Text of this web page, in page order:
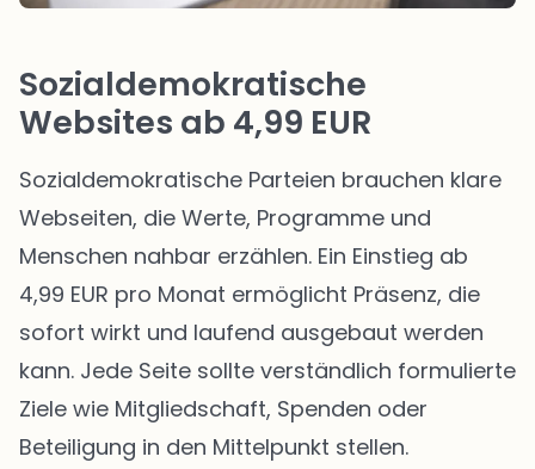
Sozialdemokratische
Websites ab 4,99 EUR
Sozialdemokratische Parteien brauchen klare
Webseiten, die Werte, Programme und
Menschen nahbar erzählen. Ein Einstieg ab
4,99 EUR pro Monat ermöglicht Präsenz, die
sofort wirkt und laufend ausgebaut werden
kann. Jede Seite sollte verständlich formulierte
Ziele wie Mitgliedschaft, Spenden oder
Beteiligung in den Mittelpunkt stellen.